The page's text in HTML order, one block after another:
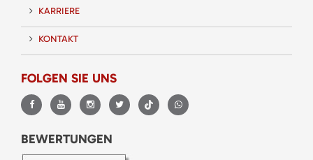
KARRIERE
KONTAKT
FOLGEN SIE UNS
BEWERTUNGEN